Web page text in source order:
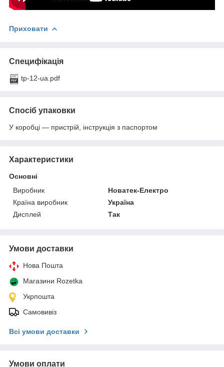
Приховати
Специфікація
tp-12-ua.pdf
Спосіб упаковки
У коробці — пристрій, інструкція з паспортом
Характеристики
Основні
Виробник
Новатек-Електро
Країна виробник
Україна
Дисплей
Так
Умови доставки
Нова Пошта
Магазини Rozetka
Укрпошта
Самовивіз
Всі умови доставки
Умови оплати